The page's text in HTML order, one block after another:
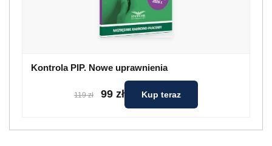
Kontrola PIP. Nowe uprawnienia
119 zł 99 zł Kup teraz